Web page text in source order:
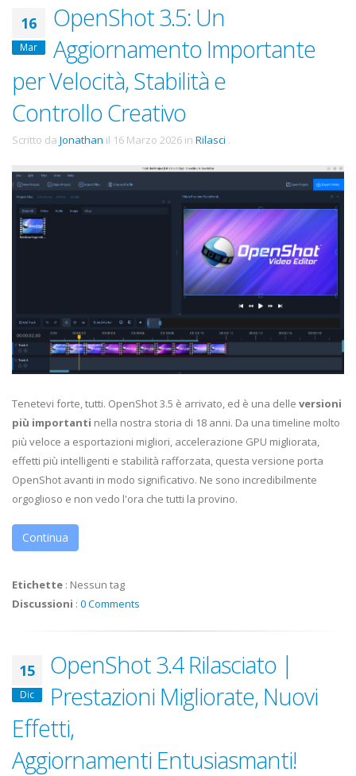
16
Mar
OpenShot 3.5: Un
Aggiornamento Importante
per Velocità, Stabilità e
Controllo Creativo
Scritto da Jonathan il 16 Marzo 2026 in Rilasci .
Tenetevi forte, tutti. OpenShot 3.5 è arrivato, ed è una delle versioni
più importanti nella nostra storia di 18 anni. Da una timeline molto
più veloce a esportazioni migliori, accelerazione GPU migliorata,
effetti più intelligenti e stabilità rafforzata, questa versione porta
OpenShot avanti in modo significativo. Ne sono incredibilmente
orgoglioso e non vedo l'ora che tutti la provino.
Continua
Etichette : Nessun tag
Discussioni : 0 Comments
15
Dic
OpenShot 3.4 Rilasciato |
Prestazioni Migliorate, Nuovi
Effetti,
Aggiornamenti Entusiasmanti!